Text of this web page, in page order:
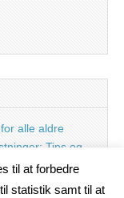
alle aldre
Tips og
til at forbedre
statistik samt til at